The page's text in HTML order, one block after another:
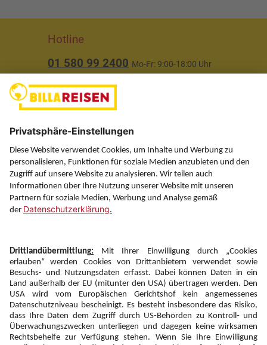
Hotline
01 580 99 2400 Mo-Fr: 9:00-18:00 Uhr
Über uns
Service
Information
Folgen Sie uns auf
Newsletter:
Anmelden